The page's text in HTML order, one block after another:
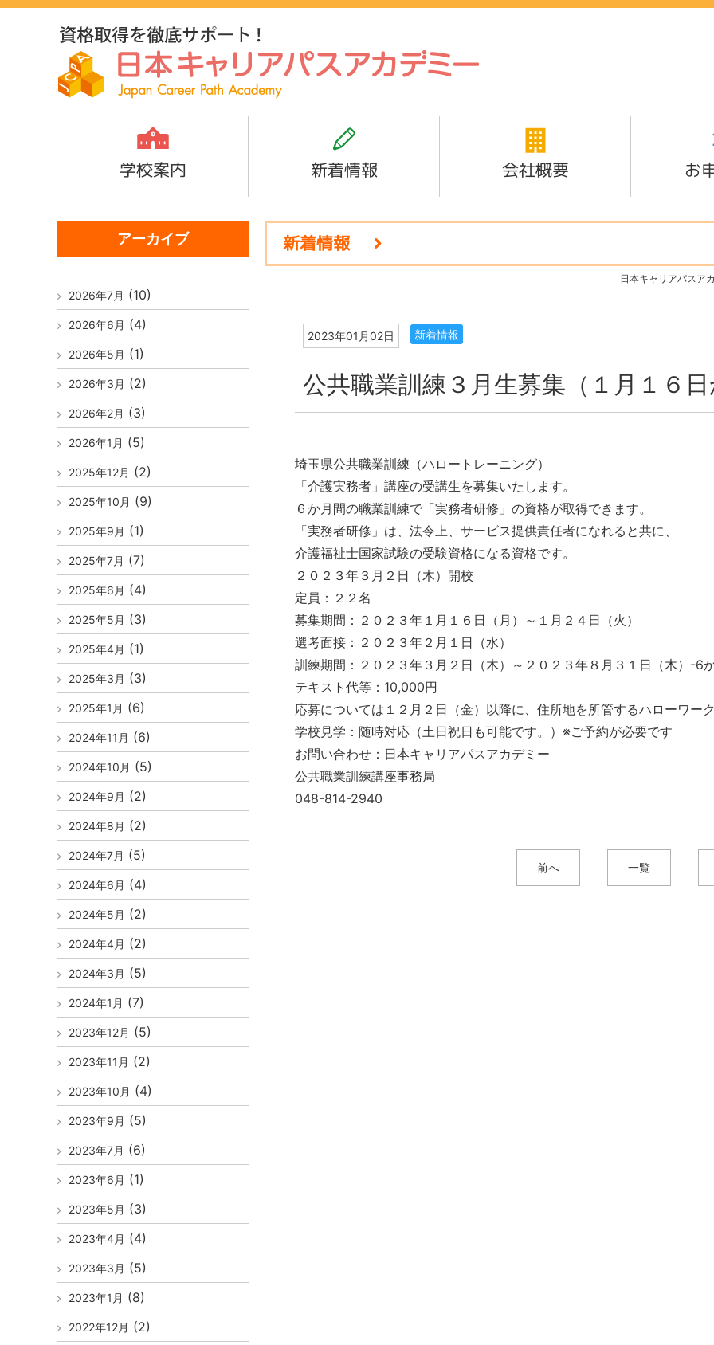
学校案内 新着情報 会社概要 お
新着情報
日本キャリアパスア
2023年01月02日 新着情報
公共職業訓練３月生募集（１月１６
埼玉県公共職業訓練（ハロートレーニング）
「介護実務者」講座の受講生を募集いたします。
６か月間の職業訓練で「実務者研修」の資格が取得できます。
「実務者研修」は、法令上、サービス提供責任者になれると共に、
介護福祉士国家試験の受験資格になる資格です。
２０２３年３月２日（木）開校
定員：２２名
募集期間：２０２３年１月１６日（月）～１月２４日（火）
選考面接：２０２３年２月１日（水）
訓練期間：２０２３年３月２日（木）～２０２３年８月３１日（木）-6
テキスト代等：10,000円
応募については１２月２日（金）以降に、住所地を所管するハローワー
学校見学：随時対応（土日祝日も可能です。）※ご予約が必要です
お問い合わせ：日本キャリアパスアカデミー
公共職業訓練講座事務局
048-814-2940
前へ 一覧
アーカイブ
2026年7月 (10)
2026年6月 (4)
2026年5月 (1)
2026年3月 (2)
2026年2月 (3)
2026年1月 (5)
2025年12月 (2)
2025年10月 (9)
2025年9月 (1)
2025年7月 (7)
2025年6月 (4)
2025年5月 (3)
2025年4月 (1)
2025年3月 (3)
2025年1月 (6)
2024年11月 (6)
2024年10月 (5)
2024年9月 (2)
2024年8月 (2)
2024年7月 (5)
2024年6月 (4)
2024年5月 (2)
2024年4月 (2)
2024年3月 (5)
2024年1月 (7)
2023年12月 (5)
2023年11月 (2)
2023年10月 (4)
2023年9月 (5)
2023年7月 (6)
2023年6月 (1)
2023年5月 (3)
2023年4月 (4)
2023年3月 (5)
2023年1月 (8)
2022年12月 (2)